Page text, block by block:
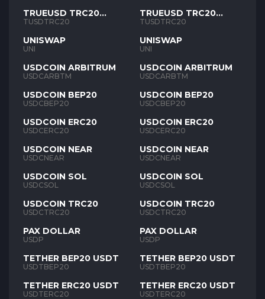
TRUEUSD TRC20
TUSD
TUSDTRC20
UNISWAP
UNI
USDCOIN ARBITRUM
USDCARBTM
USDCOIN BEP20
USDCBEP20
USDCOIN ERC20
USDCERC20
USDCOIN NEAR
USDCNEAR
USDCOIN SOL
USDCSOL
USDCOIN TRC20
USDCTRC20
PAX DOLLAR
USDP
TETHER BEP20 USDT
USDTBEP20
TETHER ERC20 USDT
USDTERC20
TRUEUSD TRC20
TUSD
TUSDTRC20
UNISWAP
UNI
USDCOIN ARBITRUM
USDCARBTM
USDCOIN BEP20
USDCBEP20
USDCOIN ERC20
USDCERC20
USDCOIN NEAR
USDCNEAR
USDCOIN SOL
USDCSOL
USDCOIN TRC20
USDCTRC20
PAX DOLLAR
USDP
TETHER BEP20 USDT
USDTBEP20
TETHER ERC20 USDT
USDTERC20